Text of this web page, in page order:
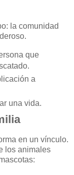
la comunidad
que
a
una vida.
en un vínculo.
los animales